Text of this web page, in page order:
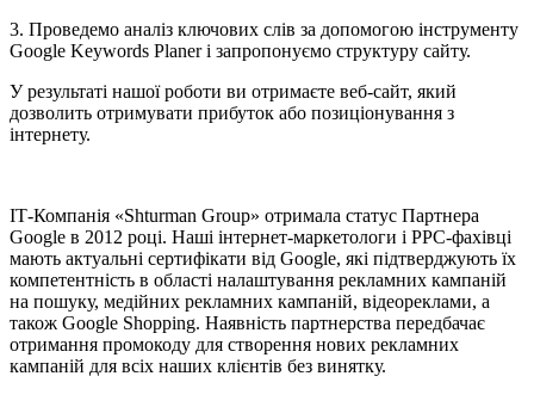
3. Проведемо аналіз ключових слів за допомогою інструменту
Google Keywords Planer і запропонуємо структуру сайту.
У результаті нашої роботи ви отримаєте веб-сайт, який
дозволить отримувати прибуток або позиціонування з
інтернету.
ІТ-Компанія «Shturman Group» отримала статус Партнера
Google в 2012 році. Наші інтернет-маркетологи і РРС-фахівці
мають актуальні сертифікати від Google, які підтверджують їх
компетентність в області налаштування рекламних кампаній
на пошуку, медійних рекламних кампаній, відеореклами, а
також Google Shopping. Наявність партнерства передбачає
отримання промокоду для створення нових рекламних
кампаній для всіх наших клієнтів без винятку.